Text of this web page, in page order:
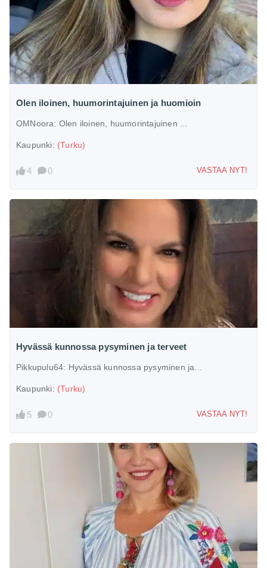
Olen iloinen, huumorintajuinen ja huomioin
OMNoora: Olen iloinen, huumorintajuinen ...
Kaupunki: (Turku)
4 0 VASTAA NYT!
Hyvässä kunnossa pysyminen ja terveet
Pikkupulu64: Hyvässä kunnossa pysyminen ja...
Kaupunki: (Turku)
5 0 VASTAA NYT!